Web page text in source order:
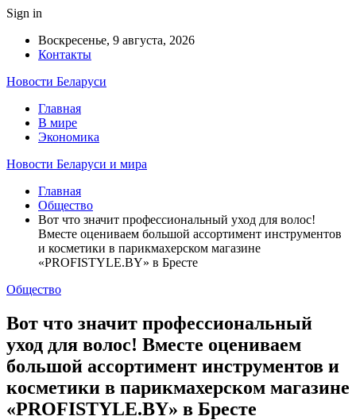
Sign in
Воскресенье, 9 августа, 2026
Контакты
Новости Беларуси
Главная
В мире
Экономика
Новости Беларуси и мира
Главная
Общество
Вот что значит профессиональный уход для волос!
Вместе оцениваем большой ассортимент инструментов
и косметики в парикмахерском магазине
«PROFISTYLE.BY» в Бресте
Общество
Вот что значит профессиональный
уход для волос! Вместе оцениваем
большой ассортимент инструментов и
косметики в парикмахерском магазине
«PROFISTYLE.BY» в Бресте